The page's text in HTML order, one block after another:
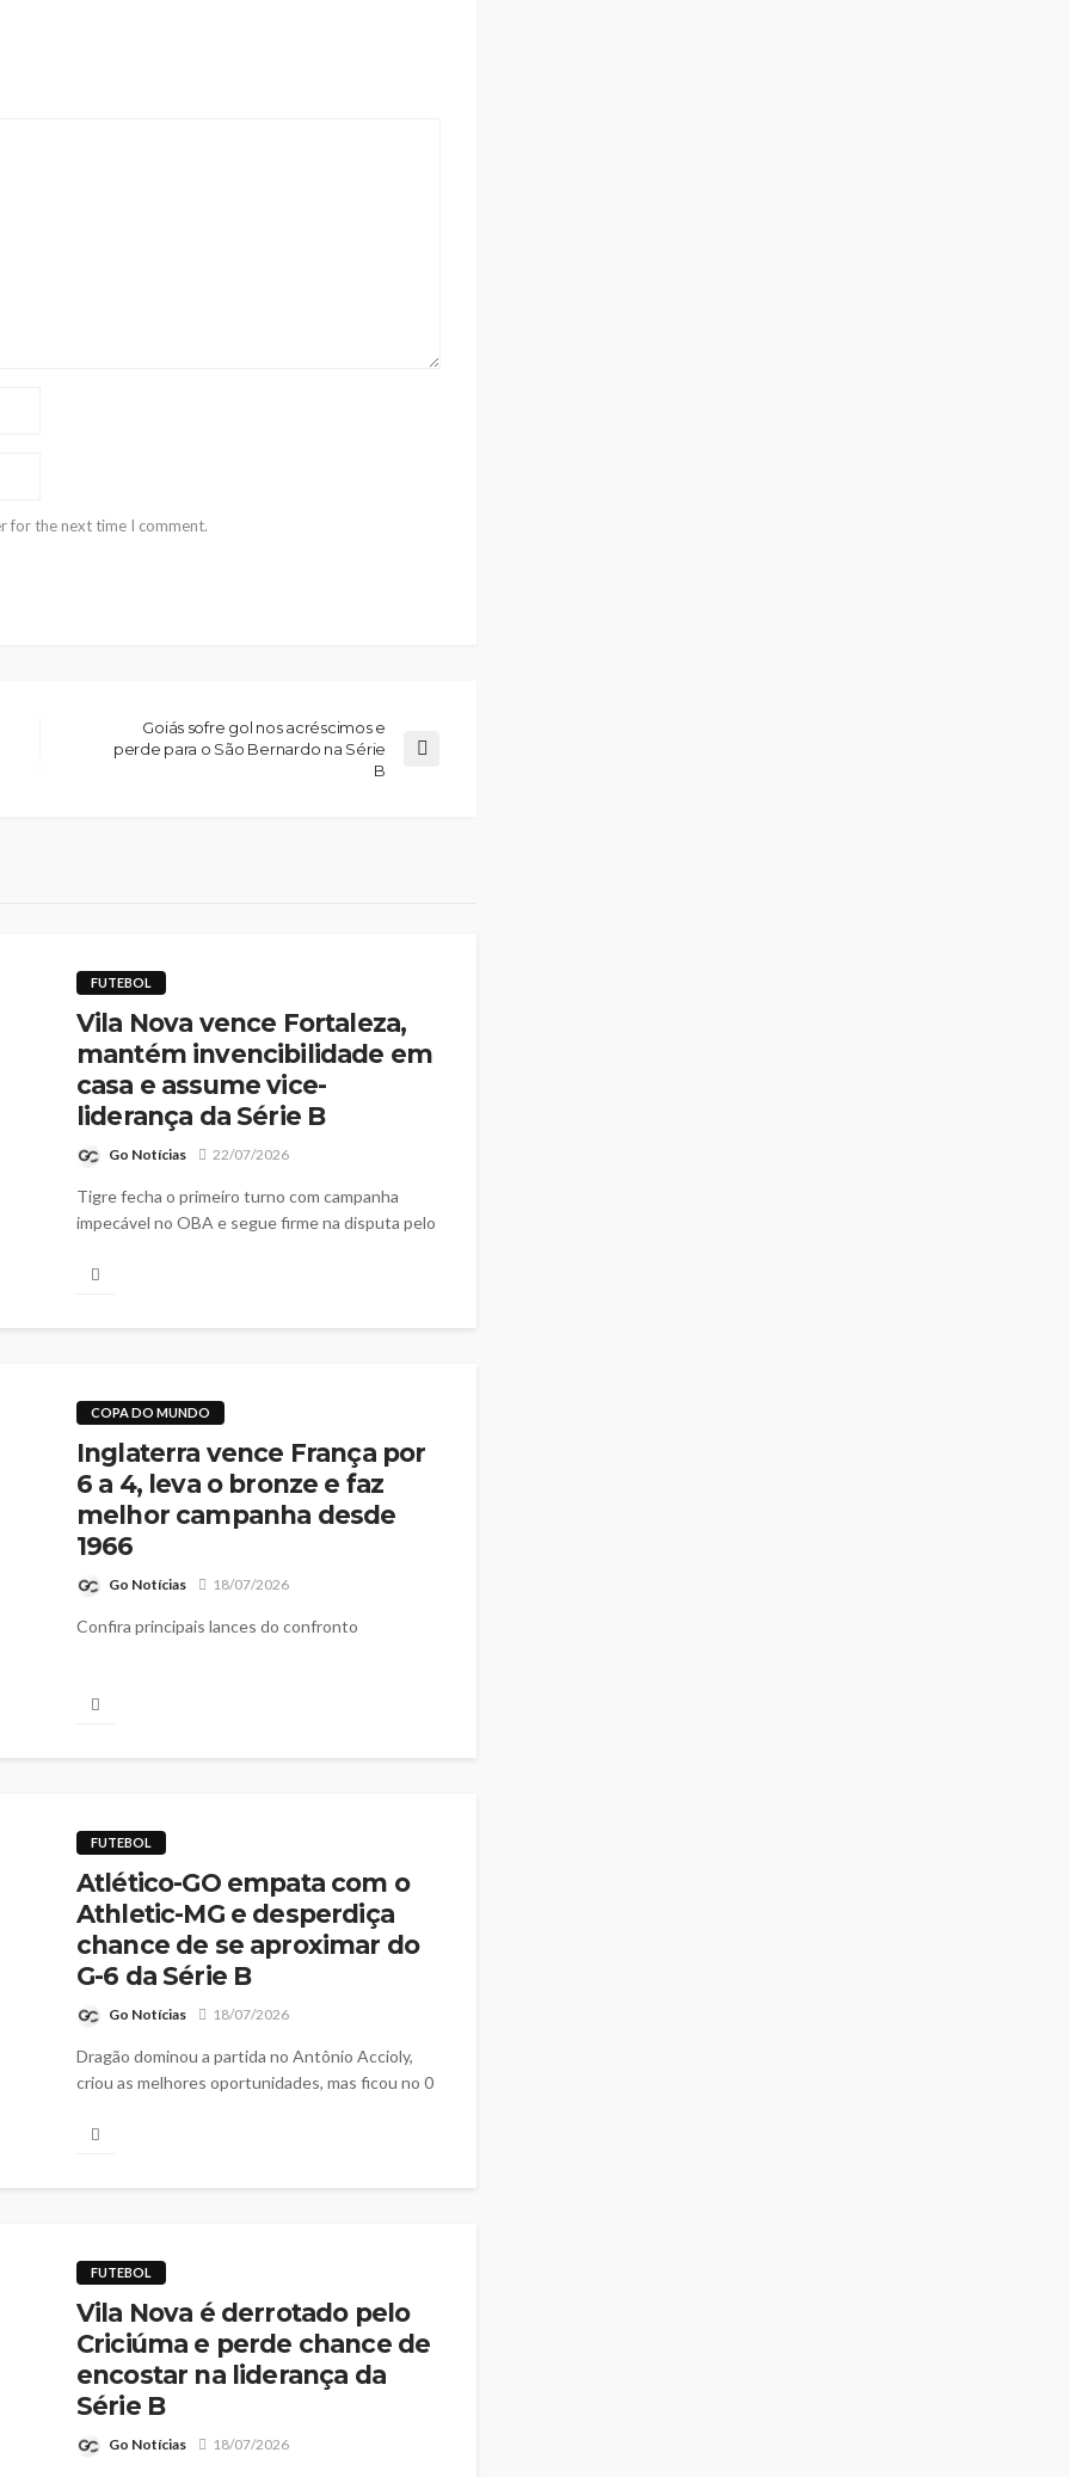
for the next time I comment.
Goiás sofre gol nos acréscimos e
perde para o São Bernardo na Série
B
FUTEBOL
Vila Nova vence Fortaleza,
mantém invencibilidade em
casa e assume vice-
liderança da Série B
Go Notícias 22/07/2026
Tigre fecha o primeiro turno com campanha
impecável no OBA e segue firme na disputa pelo
COPA DO MUNDO
Inglaterra vence França por
6 a 4, leva o bronze e faz
melhor campanha desde
1966
Go Notícias 18/07/2026
Confira principais lances do confronto
FUTEBOL
Atlético-GO empata com o
Athletic-MG e desperdiça
chance de se aproximar do
G-6 da Série B
Go Notícias 18/07/2026
Dragão dominou a partida no Antônio Accioly,
criou as melhores oportunidades, mas ficou no 0
FUTEBOL
Vila Nova é derrotado pelo
Criciúma e perde chance de
encostar na liderança da
Série B
Go Notícias 18/07/2026